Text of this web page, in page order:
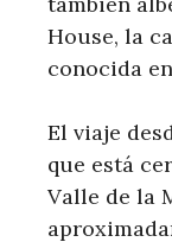
House, la
conocida
El viaje
que está
Valle de la